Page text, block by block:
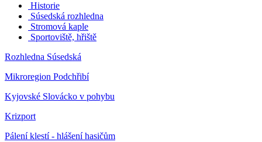
Historie
Súsedská rozhledna
Stromová kaple
Sportoviště, hřiště
Rozhledna Súsedská
Mikroregion Podchřibí
Kyjovské Slovácko v pohybu
Krizport
Pálení klestí - hlášení hasičům